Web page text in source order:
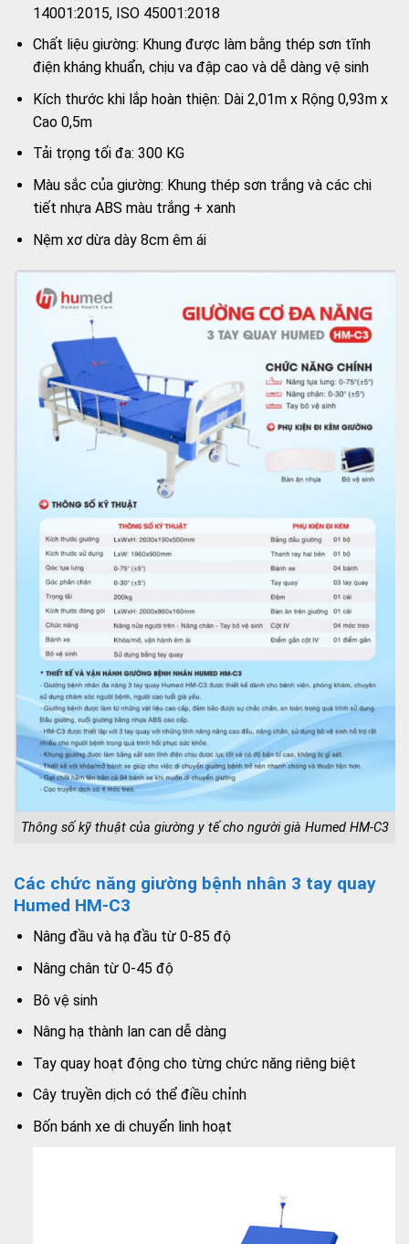
14001:2015, ISO 45001:2018
Chất liệu giường: Khung được làm bằng thép sơn tĩnh
điện kháng khuẩn, chịu va đập cao và dễ dàng vệ sinh
Kích thước khi lắp hoàn thiện: Dài 2,01m x Rộng 0,93m x
Cao 0,5m
Tải trọng tối đa: 300 KG
Màu sắc của giường: Khung thép sơn trắng và các chi
tiết nhựa ABS màu trắng + xanh
Nệm xơ dừa dày 8cm êm ái
Thông số kỹ thuật của giường y tế cho người già Humed HM-C3
Các chức năng giường bệnh nhân 3 tay quay
Humed HM-C3
Nâng đầu và hạ đầu từ 0-85 độ
Nâng chân từ 0-45 độ
Bô vệ sinh
Nâng hạ thành lan can dễ dàng
Tay quay hoạt động cho từng chức năng riêng biệt
Cây truyền dịch có thể điều chỉnh
Bốn bánh xe di chuyển linh hoạt